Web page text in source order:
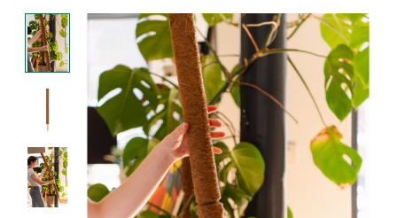
Product image slideshow Items